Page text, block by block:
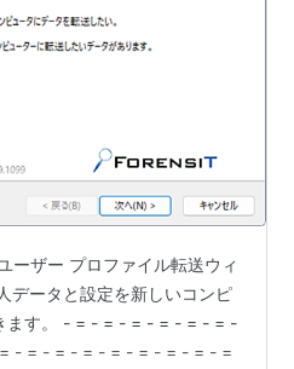
ーザー プロファイル転送ウィ
データと設定を新しいコンピ
ます。 - = - = - = - = - = - = -
- = - = - = - = - = - = - = - =